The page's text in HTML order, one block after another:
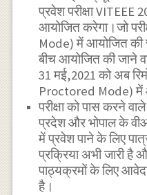
प्रवेश परीक्षा
आयोजित करेगा।जो
Mode) में आयोजित
बीच आयोजित की जाने
31 मई,2021 को अब
Proctored Mode) में
परीक्षा को पास करने
प्रदेश और भोपाल के
में प्रवेश पाने के लिए
प्रक्रिया अभी जारी है
पाठ्यक्रमों के लिए
है।